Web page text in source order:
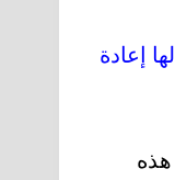
إعادة
هذه